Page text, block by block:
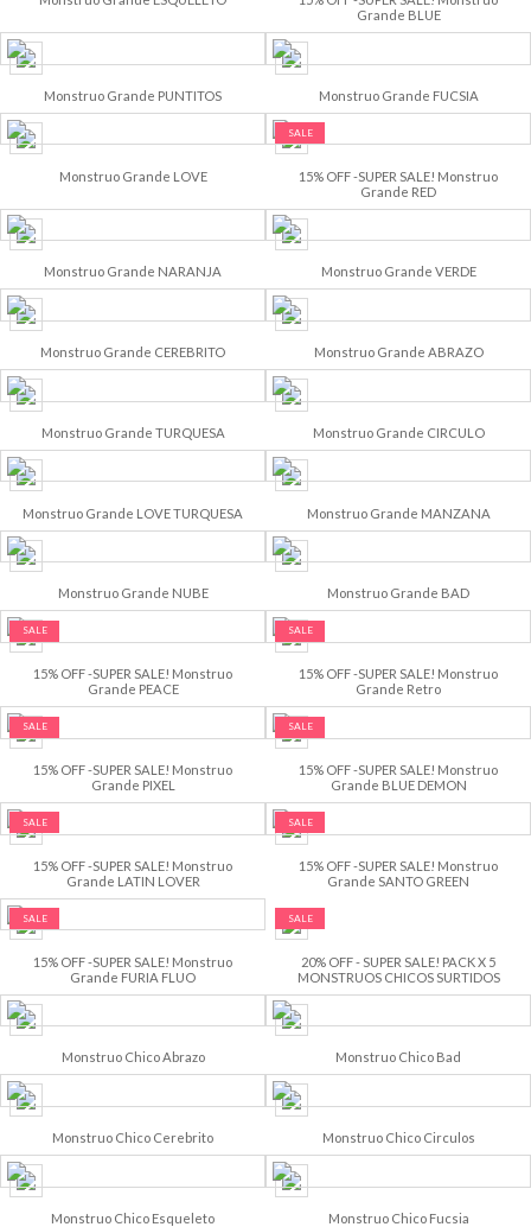
Grande BLUE
Monstruo Grande PUNTITOS Monstruo Grande FUCSIA
Monstruo Grande LOVE
SALE
15% OFF -SUPER SALE! Monstruo
Grande RED
Monstruo Grande NARANJA Monstruo Grande VERDE
Monstruo Grande CEREBRITO Monstruo Grande ABRAZO
Monstruo Grande TURQUESA Monstruo Grande CIRCULO
Monstruo Grande LOVE TURQUESA Monstruo Grande MANZANA
Monstruo Grande NUBE Monstruo Grande BAD
SALE
15% OFF -SUPER SALE! Monstruo
Grande PEACE
SALE
15% OFF -SUPER SALE! Monstruo
Grande Retro
SALE
15% OFF -SUPER SALE! Monstruo
Grande PIXEL
SALE
15% OFF -SUPER SALE! Monstruo
Grande BLUE DEMON
SALE
15% OFF -SUPER SALE! Monstruo
Grande LATIN LOVER
SALE
15% OFF -SUPER SALE! Monstruo
Grande SANTO GREEN
SALE
15% OFF -SUPER SALE! Monstruo
Grande FURIA FLUO
SALE
20% OFF - SUPER SALE! PACK X 5
MONSTRUOS CHICOS SURTIDOS
Monstruo Chico Abrazo Monstruo Chico Bad
Monstruo Chico Cerebrito Monstruo Chico Circulos
Monstruo Chico Esqueleto Monstruo Chico Fucsia